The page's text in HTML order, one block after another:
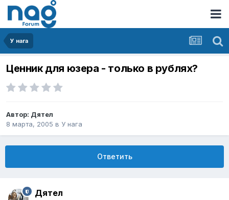
У нага
Ценник для юзера - только в рублях?
Автор: Дятел
8 марта, 2005 в У нага
Ответить
Дятел